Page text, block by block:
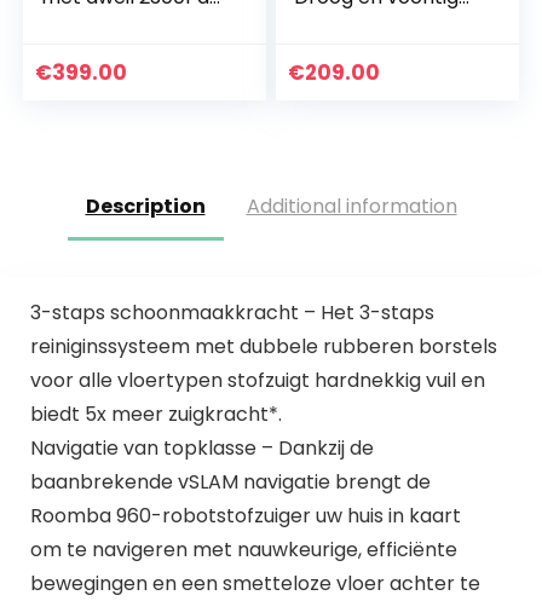
tapijtdetectie,
€399.00
kamers en grote
€209.00
Description Additional information
3-staps schoonmaakkracht – Het 3-staps
reiniginssysteem met dubbele rubberen borstels
voor alle vloertypen stofzuigt hardnekkig vuil en
biedt 5x meer zuigkracht*.
Navigatie van topklasse – Dankzij de
baanbrekende vSLAM navigatie brengt de
Roomba 960-robotstofzuiger uw huis in kaart
om te navigeren met nauwkeurige, efficiënte
bewegingen en een smetteloze vloer achter te